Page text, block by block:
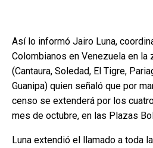
Así lo informó Jairo Luna,
Colombianos en Venezuela en la
(Cantaura, Soledad, El Tigre,
Guanipa) quien señaló que por
censo se extenderá por los
mes de octubre, en las Plazas
Luna extendió el llamado a toda